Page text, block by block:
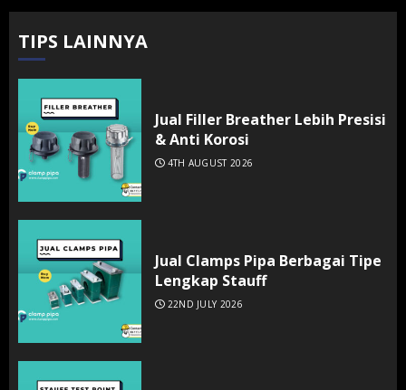
TIPS LAINNYA
Jual Filler Breather Lebih Presisi
& Anti Korosi
4TH AUGUST 2026
Jual Clamps Pipa Berbagai Tipe
Lengkap Stauff
22ND JULY 2026